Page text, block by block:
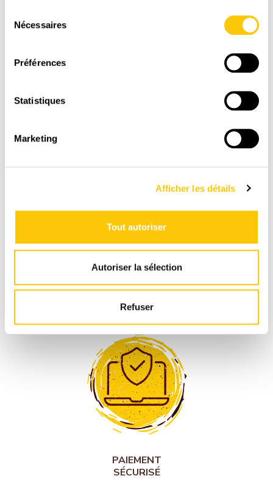
Nécessaires
Préférences
Statistiques
Marketing
Afficher les détails
Tout autoriser
Autoriser la sélection
Refuser
Portions 44mm 40 pcs en vrac Portions 44mm 150 pcs
individuelles
79,90 CHF
LIVRAISON
PAIEMENT
SÉCURISÉ